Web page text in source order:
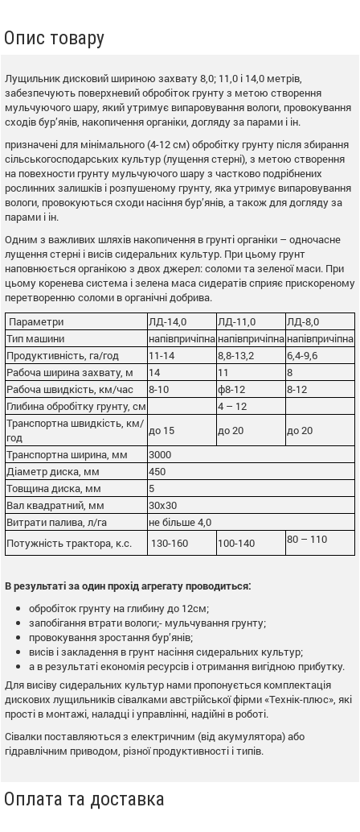
Опис товару
Лущильник дисковий шириною захвату 8,0; 11,0 і 14,0 метрів,
забезпечують поверхневий обробіток грунту з метою створення
мульчуючого шару, який утримує випаровування вологи, провокування
сходів бур’янів, накопичення органіки, догляду за парами і ін.
призначені для мінімального (4-12 см) обробітку грунту після збирання
сільськогосподарських культур (лущення стерні), з метою створення
на повехности грунту мульчуючого шару з частково подрібнених
рослинних залишків і розпушеному грунту, яка утримує випаровування
вологи, провокуються сходи насіння бур’янів, а також для догляду за
парами і ін.
Одним з важливих шляхів накопичення в грунті органіки – одночасне
лущення стерні і висів сидеральних культур. При цьому грунт
наповнюється органікою з двох джерел: соломи та зеленої маси. При
цьому коренева система і зелена маса сидератів сприяє прискореному
перетворенню соломи в органічні добрива.
Параметри
ЛД-14,0 ЛД-11,0
ЛД-8,0
Тип машини
напівпричіпна напівпричіпна напівпричіпна
Продуктивність, га/год
11-14 8,8-13,2
6,4-9,6
Рабоча ширина захвату, м
14 11
8
Рабоча швидкість, км/час
8-10 ф8-12
8-12
Глибина обробітку грунту, см
4 – 12
Транспортна швидкість, км/
год
до 15 до 20
до 20
Транспортна ширина, мм
3000
Діаметр диска, мм
450
Товщина диска, мм
5
Вал квадратний, мм
30х30
Витрати палива, л/га
не більше 4,0
Потужність трактора, к.с.
130-160 100-140 80 – 110
В результаті за один прохід агрегату проводиться:
обробіток грунту на глибину до 12см;
запобігання втрати вологи;- мульчування грунту;
провокування зростання бур’янів;
висів і закладення в грунт насіння сидеральних культур;
а в результаті економія ресурсів і отримання вигідною прибутку.
Для висіву сидеральних культур нами пропонується комплектація
дискових лущильників сівалками австрійської фірми «Технік-плюс», які
прості в монтажі, наладці і управлінні, надійні в роботі.
Сівалки поставляються з електричним (від акумулятора) або
гідравлічним приводом, різної продуктивності і типів.
Оплата та доставка